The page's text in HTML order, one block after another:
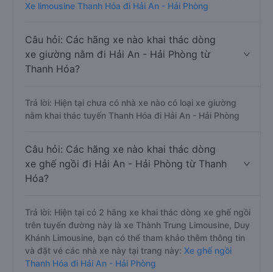
Xe limousine Thanh Hóa đi Hải An - Hải Phòng
Câu hỏi: Các hãng xe nào khai thác dòng
xe giường nằm đi Hải An - Hải Phòng từ
Thanh Hóa?
Trả lời: Hiện tại chưa có nhà xe nào có loại xe giường
nằm khai thác tuyến Thanh Hóa đi Hải An - Hải Phòng
Câu hỏi: Các hãng xe nào khai thác dòng
xe ghế ngồi đi Hải An - Hải Phòng từ Thanh
Hóa?
Trả lời: Hiện tại có 2 hãng xe khai thác dòng xe ghế ngồi
trên tuyến đường này là xe Thành Trung Limousine, Duy
Khánh Limousine, bạn có thể tham khảo thêm thông tin
và đặt vé các nhà xe này tại trang này: Xe ghế ngồi
Thanh Hóa đi Hải An - Hải Phòng